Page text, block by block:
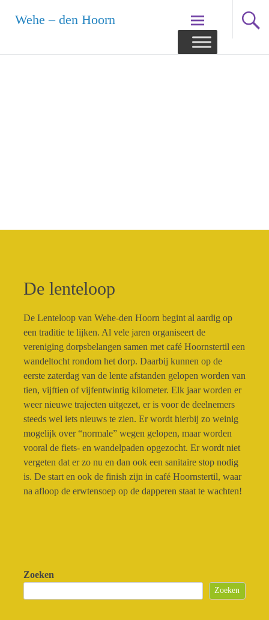
Wehe – den Hoorn
De lenteloop
De Lenteloop van Wehe-den Hoorn begint al aardig op
een traditie te lijken. Al vele jaren organiseert de
vereniging dorpsbelangen samen met café Hoornstertil een
wandeltocht rondom het dorp. Daarbij kunnen op de
eerste zaterdag van de lente afstanden gelopen worden van
tien, vijftien of vijfentwintig kilometer. Elk jaar worden er
weer nieuwe trajecten uitgezet, er is voor de deelnemers
steeds wel iets nieuws te zien. Er wordt hierbij zo weinig
mogelijk over “normale” wegen gelopen, maar worden
vooral de fiets- en wandelpaden opgezocht. Er wordt niet
vergeten dat er zo nu en dan ook een sanitaire stop nodig
is. De start en ook de finish zijn in café Hoornstertil, waar
na afloop de erwtensoep op de dapperen staat te wachten!
Zoeken
Zoeken